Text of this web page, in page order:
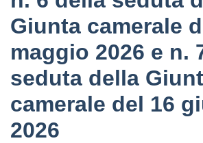
Giunta camerale
maggio 2026 e n.
seduta della
camerale del 16
2026